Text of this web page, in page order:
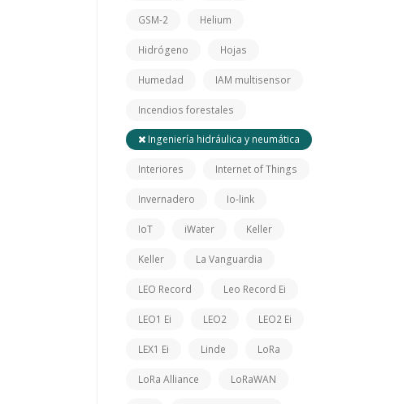
GSM-2 Helium
Hidrógeno Hojas
Humedad IAM multisensor
Incendios forestales
Ingeniería hidráulica y neumática
Interiores Internet of Things
Invernadero Io-link
IoT iWater Keller
Keller La Vanguardia
LEO Record Leo Record Ei
LEO1 Ei LEO2 LEO2 Ei
LEX1 Ei Linde LoRa
LoRa Alliance LoRaWAN